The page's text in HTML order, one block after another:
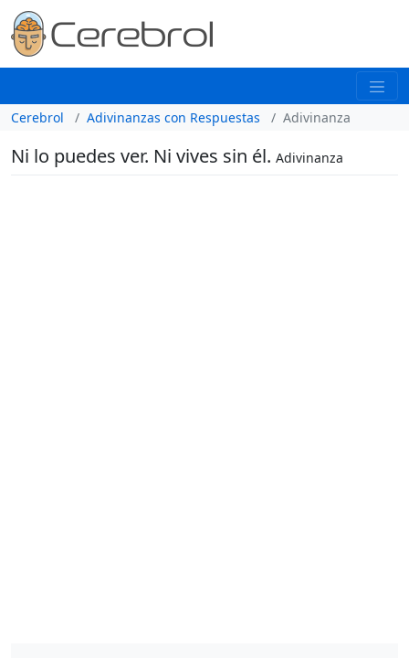
Cerebrol Adivinanzas con Respuestas Adivinanza
Ni lo puedes ver. Ni vives sin él. Adivinanza